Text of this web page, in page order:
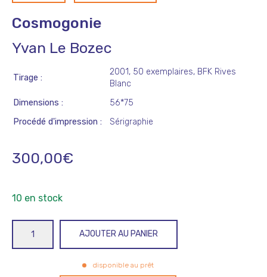
Cosmogonie
Yvan Le Bozec
Tirage
2001, 50 exemplaires, BFK Rives
Blanc
Dimensions
56*75
Procédé d'impression
Sérigraphie
300,00€
10 en stock
AJOUTER AU PANIER
disponible au prêt